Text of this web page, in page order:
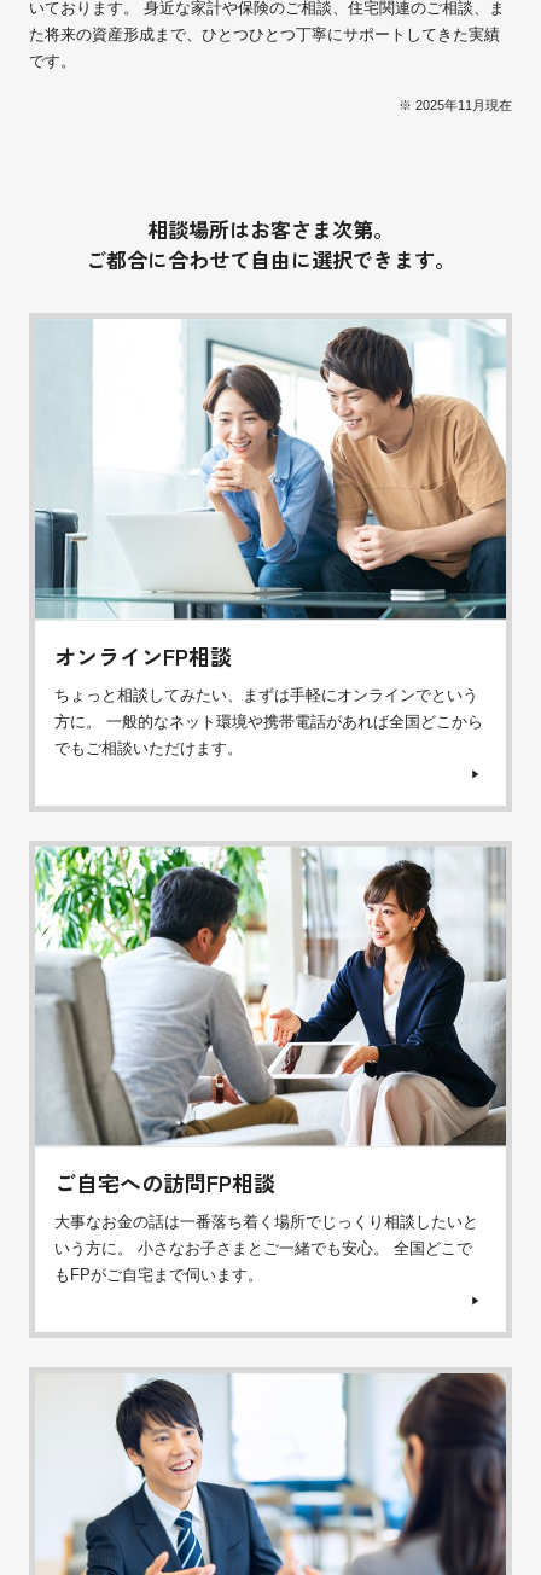
いております。 身近な家計や保険のご相談、住宅関連のご相談、ま
た将来の資産形成まで、ひとつひとつ丁寧にサポートしてきた実績
です。
※ 2025年11月現在
相談場所はお客さま次第。
ご都合に合わせて自由に選択できます。
オンラインFP相談
ちょっと相談してみたい、まずは手軽にオンラインでという
方に。 一般的なネット環境や携帯電話があれば全国どこから
でもご相談いただけます。
ご自宅への訪問FP相談
大事なお金の話は一番落ち着く場所でじっくり相談したいと
いう方に。 小さなお子さまとご一緒でも安心。 全国どこで
もFPがご自宅まで伺います。